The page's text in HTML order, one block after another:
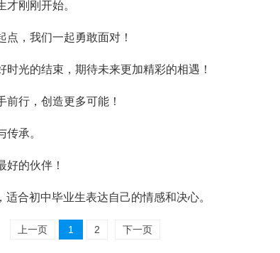
刚刚开始。
，我们一起勇敢面对！
光的结束，期待未来更加精彩的相遇！
前行，创造更多可能！
承。
好的伙伴！
合初中毕业生表达自己的情感和决心。
上一页 1 2 下一页